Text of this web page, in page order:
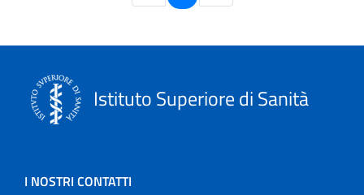
Istituto Superiore di Sanità
I NOSTRI CONTATTI